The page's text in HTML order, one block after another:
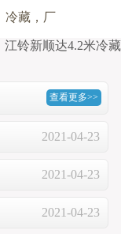
江铃新顺达4.2米冷藏
查看更多>>
2021-04-23
2021-04-23
2021-04-23